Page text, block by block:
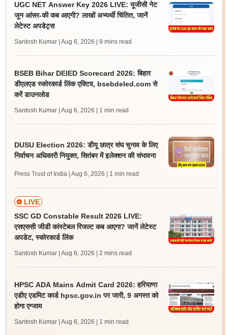
UGC NET Answer Key 2026 LIVE: यूजीसी नेट
जून आंसर-की कब आएगी? लाखों अभ्यर्थी चिंतित, जानें
लेटेस्ट अपडेट्स
Santosh Kumar | Aug 6, 2026 | 9 mins read
BSEB Bihar DElED Scorecard 2026: बिहार
डीएलएड स्कोरकार्ड लिंक एक्टिव, bsebdeled.com से
करें डाउनलोड
Santosh Kumar | Aug 6, 2026 | 1 min read
DUSU Election 2026: डीयू छात्र संघ चुनाव के लिए
निर्वाचन अधिकारी नियुक्त, सितंबर में इलेक्शन की संभावना
Press Trust of India | Aug 6, 2026 | 1 min read
LIVE
SSC GD Constable Result 2026 LIVE:
एसएससी जीडी कांस्टेबल रिजल्ट कब आएगा? जानें लेटेस्ट
अपडेट, स्कोरकार्ड लिंक
Santosh Kumar | Aug 6, 2026 | 2 mins read
HPSC ADA Mains Admit Card 2026: हरियाणा
एडीए एडमिट कार्ड hpsc.gov.in पर जारी, 9 अगस्त को
होगा एग्जाम
Santosh Kumar | Aug 6, 2026 | 1 min read